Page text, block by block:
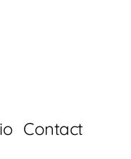
Contact